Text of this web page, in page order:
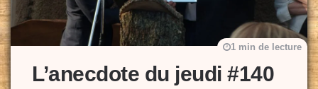
L’anecdote du jeudi #140
1 min de lecture